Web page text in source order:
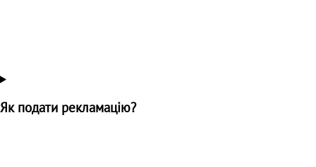
Як подати рекламацію?